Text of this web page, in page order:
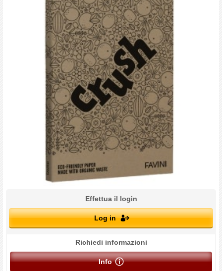
Effettua il login
Log in
Richiedi informazioni
Info